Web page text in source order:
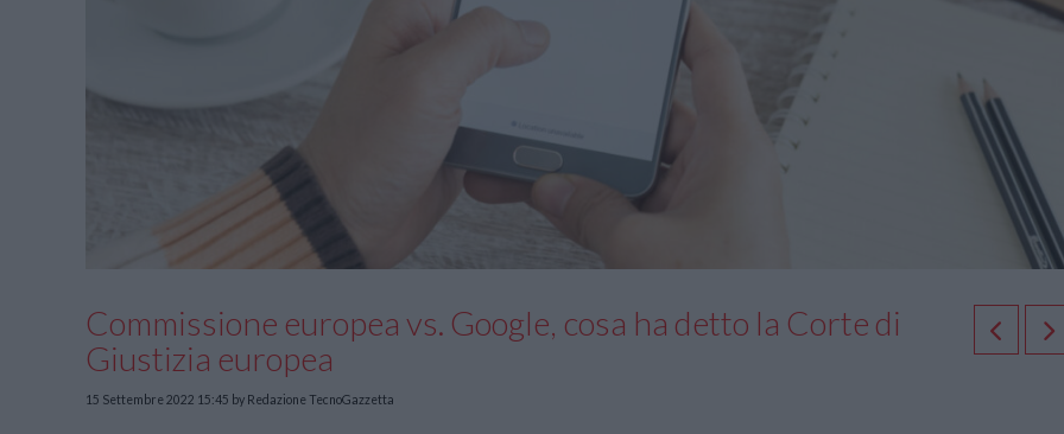
Commissione europea vs. Google, cosa ha detto la Corte di
Giustizia europea
15 Settembre 2022 15:45 by Redazione TecnoGazzetta